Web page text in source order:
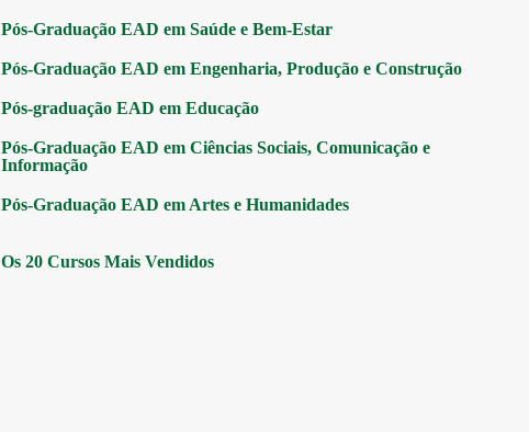
Pós-Graduação EAD em Saúde e Bem-Estar
Pós-Graduação EAD em Engenharia, Produção e Construção
Pós-graduação EAD em Educação
Pós-Graduação EAD em Ciências Sociais, Comunicação e
Informação
Pós-Graduação EAD em Artes e Humanidades
Os 20 Cursos Mais Vendidos